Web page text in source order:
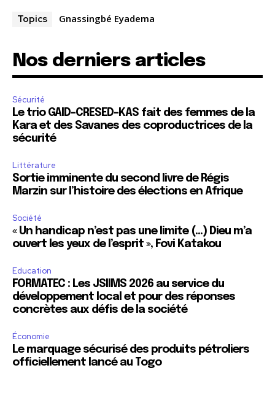
Topics Gnassingbé Eyadema
Nos derniers articles
Sécurité
Le trio GAID-CRESED-KAS fait des femmes de la
Kara et des Savanes des coproductrices de la
sécurité
Littérature
Sortie imminente du second livre de Régis
Marzin sur l’histoire des élections en Afrique
Société
« Un handicap n’est pas une limite (…) Dieu m’a
ouvert les yeux de l’esprit », Fovi Katakou
Education
FORMATEC : Les JSIIMS 2026 au service du
développement local et pour des réponses
concrètes aux défis de la société
Économie
Le marquage sécurisé des produits pétroliers
officiellement lancé au Togo